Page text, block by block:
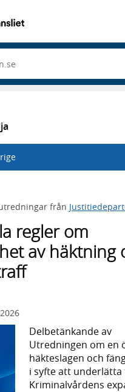
från
regler om
av häktning
Delbetänkande av
Utredningen om en
häkteslagen och
i syfte att underlätta
Kriminalvårdens